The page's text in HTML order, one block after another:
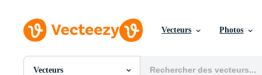
Vecteurs Photos
Vecteurs